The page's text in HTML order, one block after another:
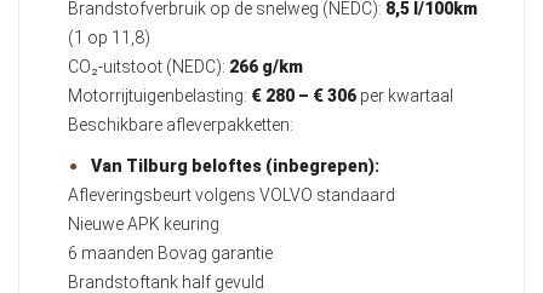
Brandstofverbruik op de snelweg (NEDC): 8,5 l/100km
(1 op 11,8)
CO₂-uitstoot (NEDC): 266 g/km
Motorrijtuigenbelasting: € 280 – € 306 per kwartaal
Beschikbare afleverpakketten:
Van Tilburg beloftes (inbegrepen):
Afleveringsbeurt volgens VOLVO standaard
Nieuwe APK keuring
6 maanden Bovag garantie
Brandstoftank half gevuld